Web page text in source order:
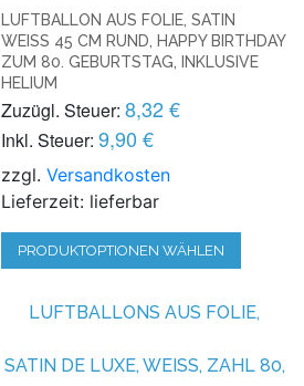
LUFTBALLON AUS FOLIE, SATIN
WEISS 45 CM RUND, HAPPY BIRTHDAY Z
UM 80. GEBURTSTAG, INKLUSIVE H
ELIUM
Zuzügl. Steuer: 8,32 €
Inkl. Steuer: 9,90 €
zzgl.Versandkosten
Lieferzeit: lieferbar
PRODUKTOPTIONEN WÄHLEN
LUFTBALLONS AUS FOLIE,
SATIN DE LUXE, WEISS, ZAHL 80, I